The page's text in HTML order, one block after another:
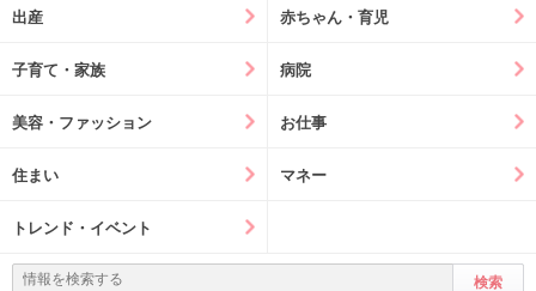
出産 赤ちゃん・育児
子育て・家族 病院
美容・ファッション お仕事
住まい マネー
トレンド・イベント